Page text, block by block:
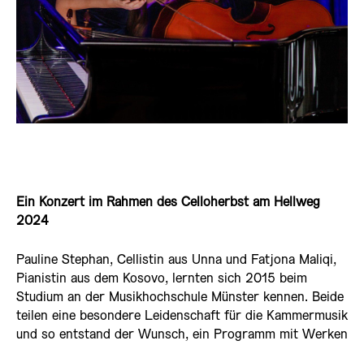
Ein Konzert im Rahmen des Celloherbst am Hellweg
2024
Pauline Stephan, Cellistin aus Unna und Fatjona Maliqi,
Pianistin aus dem Kosovo, lernten sich 2015 beim
Studium an der Musikhochschule Münster kennen. Beide
teilen eine besondere Leidenschaft für die Kammermusik
und so entstand der Wunsch, ein Programm mit Werken